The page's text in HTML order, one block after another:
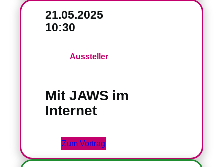
21.05.2025
10:30
Aussteller
Mit JAWS im
Internet
Zum Vortrag